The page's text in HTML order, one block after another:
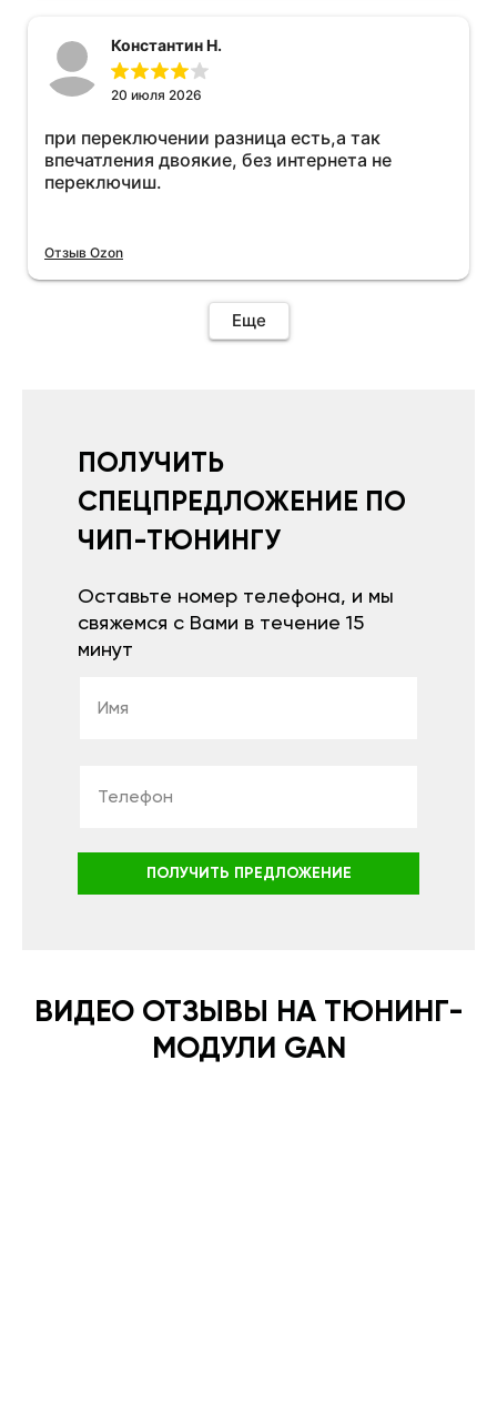
Константин Н.
20 июля 2026
при переключении разница есть,а так
впечатления двоякие, без интернета не
переключиш.
Отзыв Ozon
Еще
ПОЛУЧИТЬ
СПЕЦПРЕДЛОЖЕНИЕ ПО
ЧИП-ТЮНИНГУ
Оставьте номер телефона, и мы
свяжемся с Вами в течение 15
минут
ПОЛУЧИТЬ ПРЕДЛОЖЕНИЕ
ВИДЕО ОТЗЫВЫ НА ТЮНИНГ-
МОДУЛИ GAN